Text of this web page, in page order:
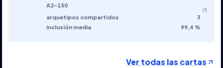
A2-150
arquetipos compartidos
3
inclusión media
99,4 %
Ver todas las cartas